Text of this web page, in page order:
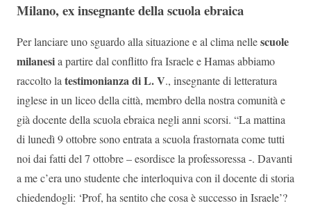
Milano, ex insegnante della scuola ebraica
Per lanciare uno sguardo alla situazione e al clima nellescuole
milanesia partire dal conflitto fra Israele e Hamas abbiamo
raccolto la testimonianza di L. V., insegnante di letteratura
inglese in un liceo della città, membro della nostra comunità e
già docente della scuola ebraica negli anni scorsi. “La mattina
di lunedì 9 ottobre sono entrata a scuola frastornata come tutti
noi dai fatti del 7 ottobre – esordisce la professoressa -. Davanti
a me c’era uno studente che interloquiva con il docente di storia
chiedendogli: ‘Prof, ha sentito che cosa è successo in Israele’?